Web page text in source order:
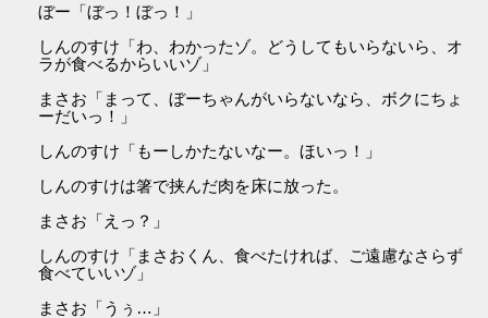
ぼー「ぼっ！ぼっ！」
しんのすけ「わ、わかったゾ。どうしてもいらないら、オ
ラが食べるからいいゾ」
まさお「まって、ぼーちゃんがいらないなら、ボクにちょ
ーだいっ！」
しんのすけ「もーしかたないなー。ほいっ！」
しんのすけは箸で挟んだ肉を床に放った。
まさお「えっ？」
しんのすけ「まさおくん、食べたければ、ご遠慮なさらず
食べていいゾ」
まさお「うぅ…」